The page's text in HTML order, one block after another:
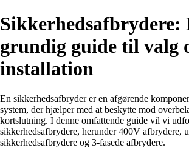
Sikkerhedsafbrydere:
grundig guide til valg
installation
En sikkerhedsafbryder er en afgørende
system, der hjælper med at beskytte mod
kortslutning. I denne omfattende guide vil vi
sikkerhedsafbrydere, herunder 400V afbrydere,
sikkerhedsafbrydere og 3-fasede afbrydere.